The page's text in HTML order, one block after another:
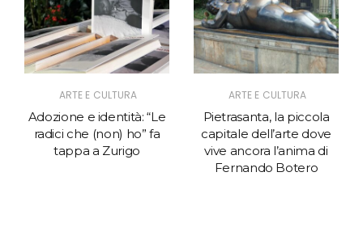
ARTE E CULTURA
Adozione e identità: “Le
radici che (non) ho” fa
tappa a Zurigo
ARTE E CULTURA
Pietrasanta, la piccola
capitale dell’arte dove
vive ancora l’anima di
Fernando Botero